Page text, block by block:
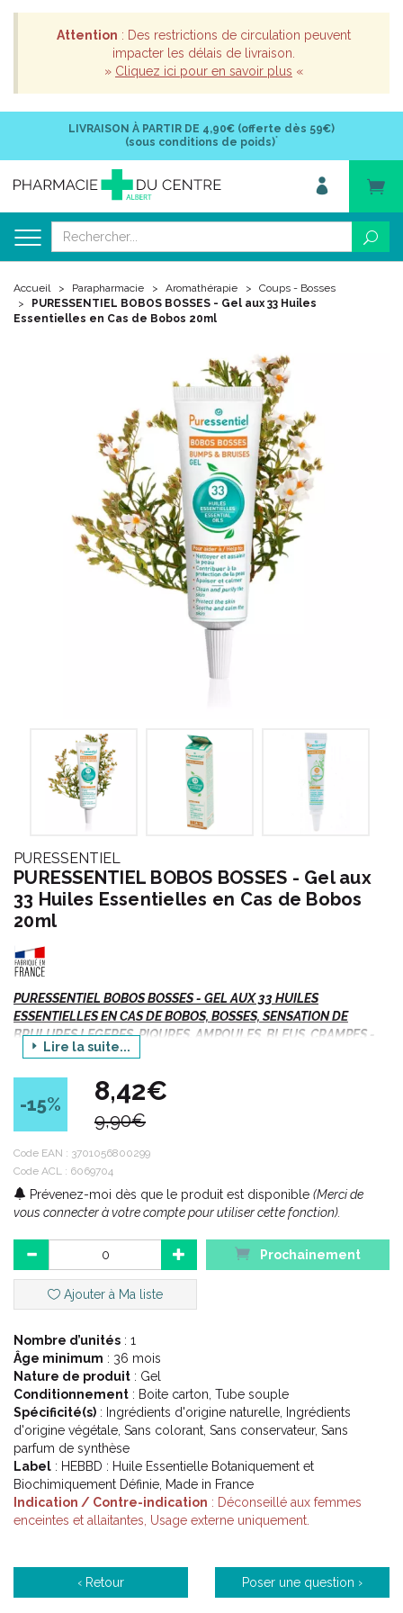
Attention : Des restrictions de circulation peuvent
impacter les délais de livraison.
» Cliquez ici pour en savoir plus «
LIVRAISON À PARTIR DE 4,90€ (offerte dès 59€)
(sous conditions de poids)*
Accueil Parapharmacie Aromathérapie
Coups - Bosses
PURESSENTIEL BOBOS BOSSES - Gel aux 33 Huiles
Essentielles en Cas de Bobos 20ml
PURESSENTIEL
PURESSENTIEL BOBOS BOSSES - Gel aux
33 Huiles Essentielles en Cas de Bobos
20ml
PURESSENTIEL BOBOS BOSSES - GEL AUX 33 HUILES
ESSENTIELLES EN CAS DE BOBOS, BOSSES, SENSATION DE
BRULURES LEGERES, PIQURES, AMPOULES, BLEUS, CRAMPES -
DES 3 ANS - T/20ml
Produit issu de l'aromathérapie - Huiles essentielles HEBBD
(Huile Essentielle Botaniquement et Biochimiquement Définie).
Indications :
Adulte, enfant à partir de 3 ans.
Bobos,
Bosses,
Piqûres,
Ampoules,
Bleus,
Crampes.
Description :
33 Huiles Essentielles pour aider à :
Maintenir l' activité pro-régénératrice.
Lire la suite...
-15% 8,42€
9,90€
Code EAN : 3701056800299
Code ACL : 6069704
Prévenez-moi dès que le produit est disponible (Merci de
vous connecter à votre compte pour utiliser cette fonction).
Prochainement
Ajouter à Ma liste
Nombre d’unités : 1
Âge minimum : 36 mois
Nature de produit : Gel
Conditionnement : Boite carton, Tube souple
Spécificité(s) : Ingrédients d'origine naturelle, Ingrédients
d'origine végétale, Sans colorant, Sans conservateur, Sans
parfum de synthèse
Label : HEBBD : Huile Essentielle Botaniquement et
Biochimiquement Définie, Made in France
Indication / Contre-indication : Déconseillé aux femmes
enceintes et allaitantes, Usage externe uniquement.
‹ Retour Poser une question ›